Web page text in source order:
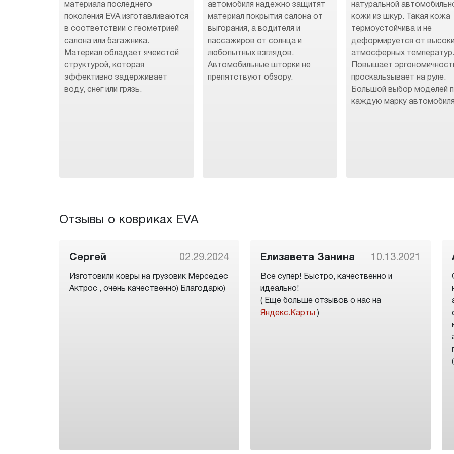
материала последнего
поколения EVA изготавливаются
в соответствии с геометрией
салона или багажника.
Материал обладает ячеистой
структурой, которая
эффективно задерживает
воду, снег или грязь.
автомобиля надежно защитят
материал покрытия салона от
выгорания, а водителя и
пассажиров от солнца и
любопытных взглядов.
Автомобильные шторки не
препятствуют обзору.
натуральной
кожи из шкур. Такая кожа
термоустойчива и не
деформируется от
атмосферных температур.
Повышает
проскальзывает на руле.
Большой выбор моделей
каждую марку
Отзывы о ковриках EVA
Сергей 02.29.2024
Изготовили ковры на грузовик Мерседес
Актрос , очень качественно) Благодарю)
Елизавета Занина 10.13.2021
Все супер! Быстро, качественно и
идеально!
( Еще больше отзывов о нас на
Яндекс.Карты )